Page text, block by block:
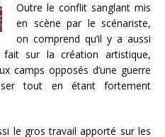
Outre le conflit sanglant mis
en scène par le scénariste,
on comprend qu’il y a aussi
sur la création artistique,
camps opposés d’une guerre
tout en étant fortement
le gros travail apporté sur les